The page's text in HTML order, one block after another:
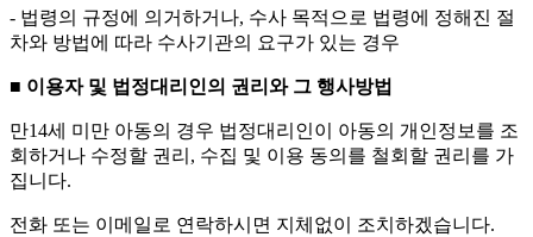
- 법령의 규정에 의거하거나, 수사 목적으로 법령에 정해진 절
차와 방법에 따라 수사기관의 요구가 있는 경우
■ 이용자 및 법정대리인의 권리와 그 행사방법
만14세 미만 아동의 경우 법정대리인이 아동의 개인정보를 조
회하거나 수정할 권리, 수집 및 이용 동의를 철회할 권리를 가
집니다.
전화 또는 이메일로 연락하시면 지체없이 조치하겠습니다.